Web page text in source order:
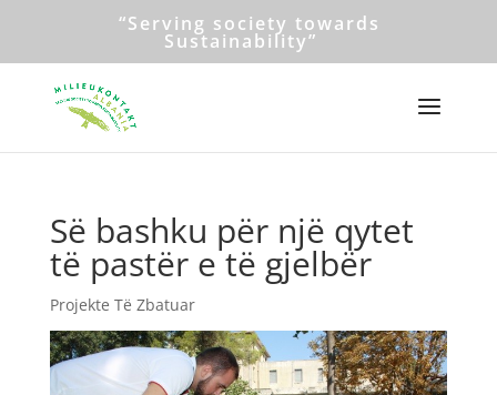
“Serving society towards
Sustainability”
Së bashku për një qytet
të pastër e të gjelbër
Projekte Të Zbatuar